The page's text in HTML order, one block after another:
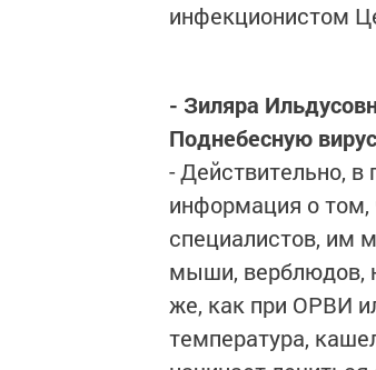
инфекционистом
- Зиляра
Поднебесную
- Действительно,
информация о том,
специалистов, им
мыши, верблюдов,
же, как при ОРВИ
температура,